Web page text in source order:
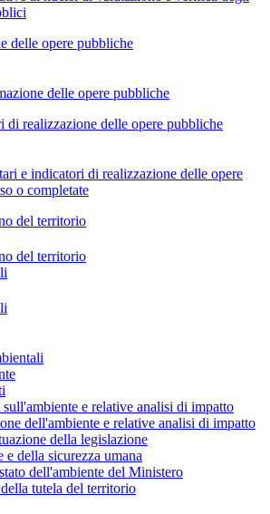
delle opere pubbliche
delle opere pubbliche
di realizzazione delle opere pubbliche
e indicatori di realizzazione delle opere
o completate
del territorio
del territorio
e relative analisi di impatto
dell'ambiente e relative analisi di impatto
della legislazione
e della sicurezza umana
dell'ambiente del Ministero
tutela del territorio